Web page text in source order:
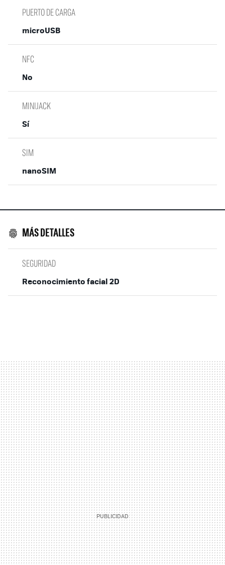
PUERTO DE CARGA
microUSB
NFC
No
MINIJACK
Sí
SIM
nanoSIM
MÁS DETALLES
SEGURIDAD
Reconocimiento facial 2D